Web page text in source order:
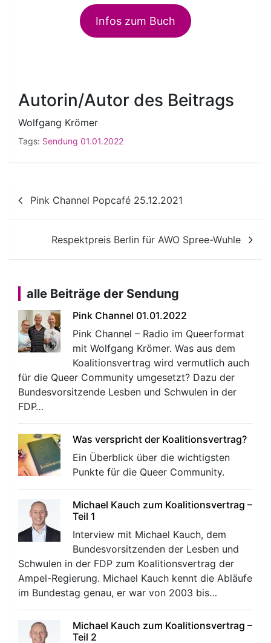
Infos zum Buch
Autorin/Autor des Beitrags
Wolfgang Krömer
Tags: Sendung 01.01.2022
Beitragsnavigation
Pink Channel Popcafé 25.12.2021
Respektpreis Berlin für AWO Spree-Wuhle
alle Beiträge der Sendung
Pink Channel 01.01.2022
Pink Channel – Radio im Queerformat
mit Wolfgang Krömer. Was aus dem
Koalitionsvertrag wird vermutlich auch
für die Queer Community umgesetzt? Dazu der
Bundesvorsitzende Lesben und Schwulen in der
FDP…
Was verspricht der Koalitionsvertrag?
Ein Überblick über die wichtigsten
Punkte für die Queer Community.
Michael Kauch zum Koalitionsvertrag –
Teil 1
Interview mit Michael Kauch, dem
Bundesvorsitzenden der Lesben und
Schwulen in der FDP zum Koalitionsvertrag der
Ampel-Regierung. Michael Kauch kennt die Abläufe
im Bundestag genau, er war von 2003 bis…
Michael Kauch zum Koalitionsvertrag –
Teil 2